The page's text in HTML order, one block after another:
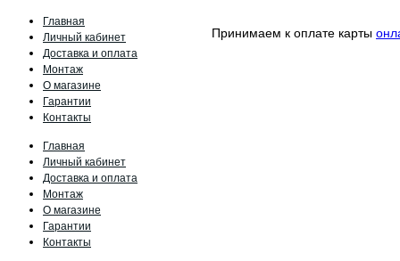
Принимаем к оплате карты
Главная
Личный кабинет
Доставка и оплата
Монтаж
О магазине
Гарантии
Контакты
Главная
Личный кабинет
Доставка и оплата
Монтаж
О магазине
Гарантии
Контакты